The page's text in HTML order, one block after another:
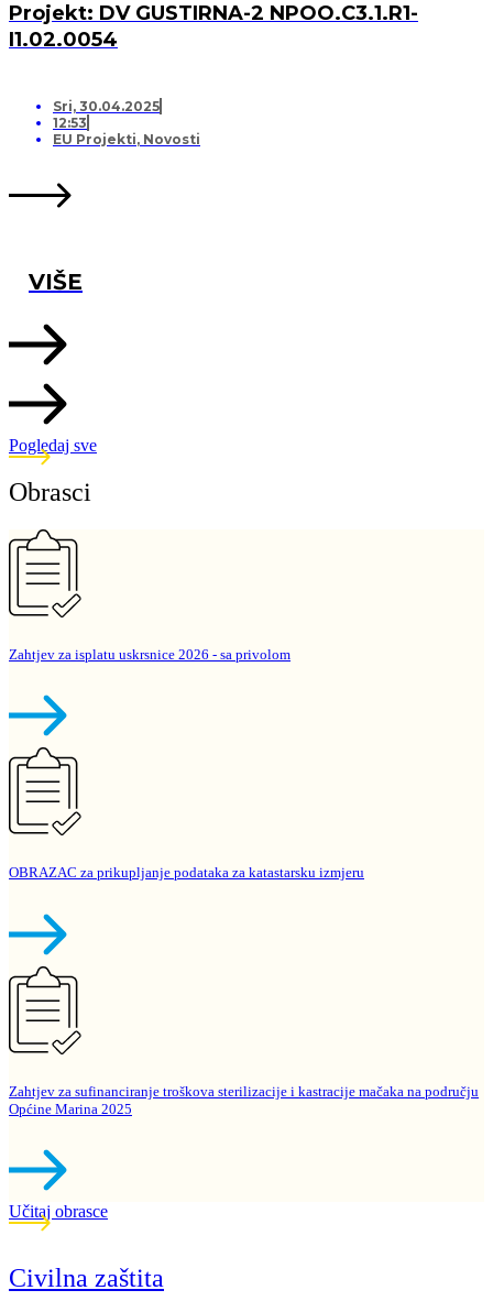
Projekt: DV GUSTIRNA-2 NPOO.C3.1.R1-
I1.02.0054
Sri, 30.04.2025
12:53
EU Projekti, Novosti
VIŠE
Pogledaj sve
Obrasci
Zahtjev za isplatu uskrsnice 2026 - sa privolom
OBRAZAC za prikupljanje podataka za katastarsku izmjeru
Zahtjev za sufinanciranje troškova sterilizacije i kastracije mačaka na području
Općine Marina 2025
Učitaj obrasce
Civilna zaštita